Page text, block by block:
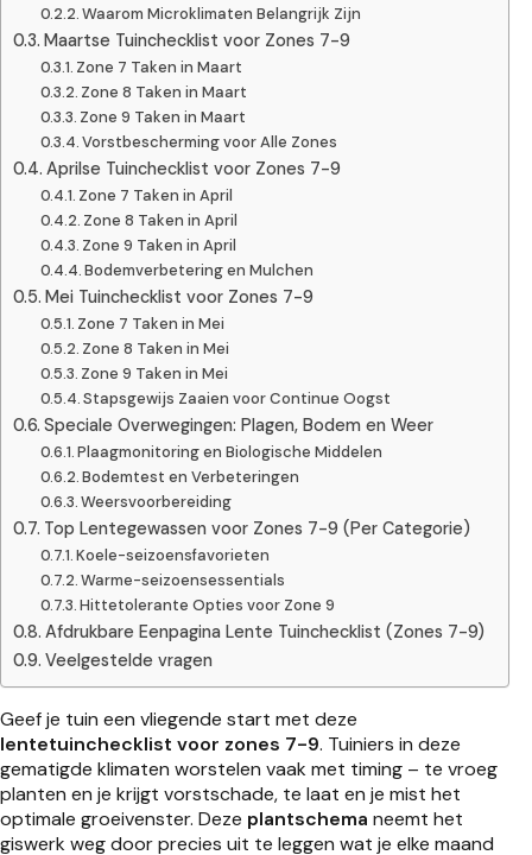
Waarom Microklimaten Belangrijk Zijn
Maartse Tuinchecklist voor Zones 7-9
Zone 7 Taken in Maart
Zone 8 Taken in Maart
Zone 9 Taken in Maart
Vorstbescherming voor Alle Zones
Aprilse Tuinchecklist voor Zones 7-9
Zone 7 Taken in April
Zone 8 Taken in April
Zone 9 Taken in April
Bodemverbetering en Mulchen
Mei Tuinchecklist voor Zones 7-9
Zone 7 Taken in Mei
Zone 8 Taken in Mei
Zone 9 Taken in Mei
Stapsgewijs Zaaien voor Continue Oogst
Speciale Overwegingen: Plagen, Bodem en Weer
Plaagmonitoring en Biologische Middelen
Bodemtest en Verbeteringen
Weersvoorbereiding
Top Lentegewassen voor Zones 7-9 (Per Categorie)
Koele-seizoensfavorieten
Warme-seizoensessentials
Hittetolerante Opties voor Zone 9
Afdrukbare Eenpagina Lente Tuinchecklist (Zones 7-9)
Veelgestelde vragen
Geef je tuin een vliegende start met deze
lentetuinchecklist voor zones 7-9. Tuiniers in deze
gematigde klimaten worstelen vaak met timing – te vroeg
planten en je krijgt vorstschade, te laat en je mist het
optimale groeivenster. Deze plantschema neemt het
giswerk weg door precies uit te leggen wat je elke maand